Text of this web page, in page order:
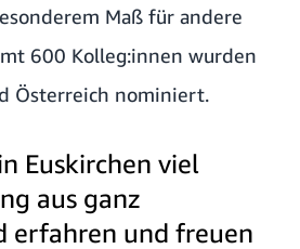
Maß für andere
600 Kolleg:innen wurden
Österreich nominiert.
Euskirchen viel
aus ganz
erfahren und freuen